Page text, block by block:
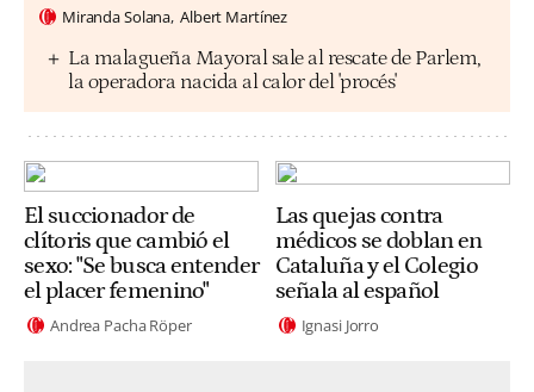
Miranda Solana Albert Martínez
La malagueña Mayoral sale al rescate de Parlem,
la operadora nacida al calor del 'procés'
El succionador de
clítoris que cambió el
sexo: "Se busca entender
el placer femenino"
Andrea Pacha Röper
Las quejas contra
médicos se doblan en
Cataluña y el Colegio
señala al español
Ignasi Jorro